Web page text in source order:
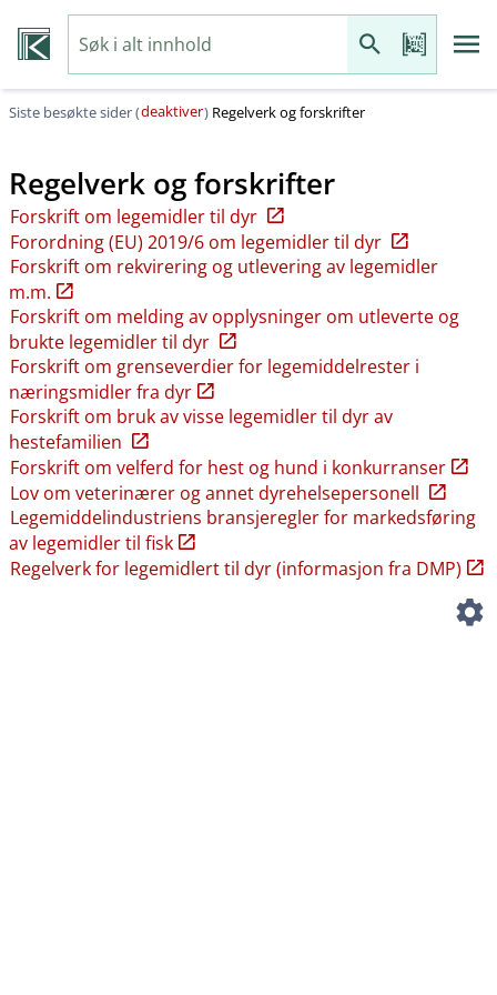
Siste besøkte sider (deaktiver) Regelverk og forskrifter
Regelverk og forskrifter
Forskrift om legemidler til dyr
Forordning (EU) 2019/6 om legemidler til dyr
Forskrift om rekvirering og utlevering av legemidler
m.m.
Forskrift om melding av opplysninger om utleverte og
brukte legemidler til dyr
Forskrift om grenseverdier for legemiddelrester i
næringsmidler fra dyr
Forskrift om bruk av visse legemidler til dyr av
hestefamilien
Forskrift om velferd for hest og hund i konkurranser
Lov om veterinærer og annet dyrehelsepersonell
Legemiddelindustriens bransjeregler for markedsføring
av legemidler til fisk
Regelverk for legemidlert til dyr (informasjon fra DMP)